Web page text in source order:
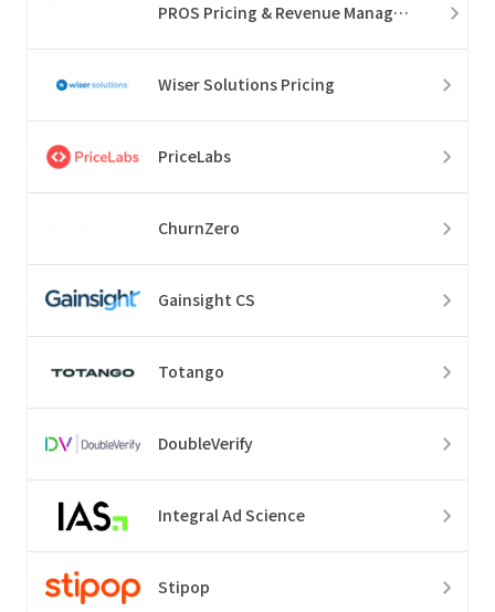
PROS Pricing & Revenue Management
Wiser Solutions Pricing
PriceLabs
ChurnZero
Gainsight CS
Totango
DoubleVerify
Integral Ad Science
Stipop